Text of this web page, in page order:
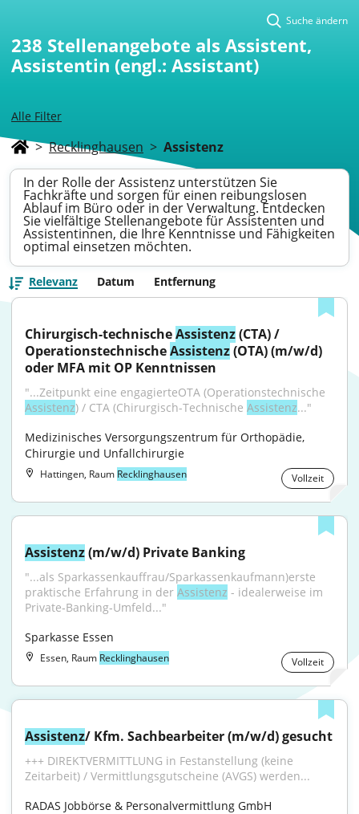
Alle Filter
Suche ändern
238 Stellenangebote als Assistent,
Assistentin (engl.: Assistant)
> Recklinghausen > Assistenz
In der Rolle der Assistenz unterstützen Sie
Fachkräfte und sorgen für einen reibungslosen
Ablauf im Büro oder in der Verwaltung. Entdecken
Sie vielfältige Stellenangebote für Assistenten und
Assistentinnen, die Ihre Kenntnisse und Fähigkeiten
optimal einsetzen möchten.
Relevanz Datum Entfernung
Chirurgisch-technische Assistenz (CTA) /
Operationstechnische Assistenz (OTA) (m/w/d)
oder MFA mit OP Kenntnissen
Assistenz) / CTA (Chirurgisch-Technische Assistenz..."
Medizinisches Versorgungszentrum für Orthopädie,
Chirurgie und Unfallchirurgie
Hattingen, Raum Recklinghausen Vollzeit
Assistenz (m/w/d) Private Banking
"...als Sparkassenkauffrau/Sparkassenkaufmann)erste
praktische Erfahrung in der Assistenz - idealerweise im
Private‑Banking‑Umfeld..."
Sparkasse Essen
Essen, Raum Recklinghausen Vollzeit
Assistenz/ Kfm. Sachbearbeiter (m/w/d) gesucht
+++ DIREKTVERMITTLUNG in Festanstellung (keine
Zeitarbeit) / Vermittlungsgutscheine (AVGS) werden...
RADAS Jobbörse & Personalvermittlung GmbH